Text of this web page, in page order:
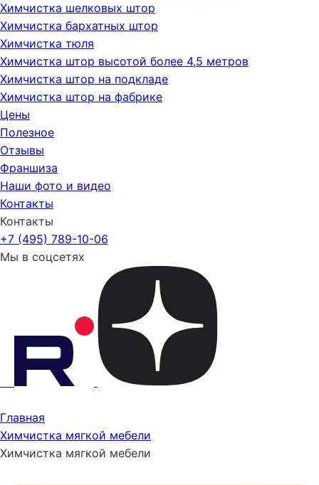
Химчистка шелковых штор
Химчистка бархатных штор
Химчистка тюля
Химчистка штор высотой более 4,5 метров
Химчистка штор на подкладе
Химчистка штор на фабрике
Цены
Полезное
Отзывы
Франшиза
Наши фото и видео
Контакты
Контакты
+7 (495) 789-10-06
Мы в соцсетях
Главная
Химчистка мягкой мебели
Химчистка мягкой мебели